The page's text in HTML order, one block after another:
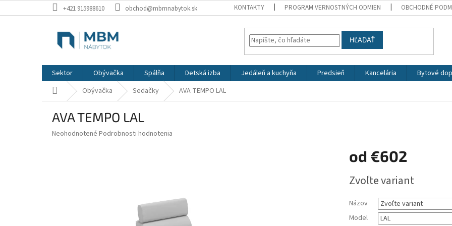
na
+421 915988610 obchod@mbmnabytok.sk KONTAKTY PROGRAM VERNOSTNÝCH ODMIEN OBCHODNÉ
HĽADAŤ
Sektor Obývačka Spálňa Detská izba Jedáleň a kuchyňa Predsieň Kancelária Bytové
Domov Obývačka Sedačky AVA TEMPO LAL
AVA TEMPO LAL
Priemerné
Neohodnotené Podrobnosti hodnotenia
od €602
cena:
Zvoľte variant
Názov
Model